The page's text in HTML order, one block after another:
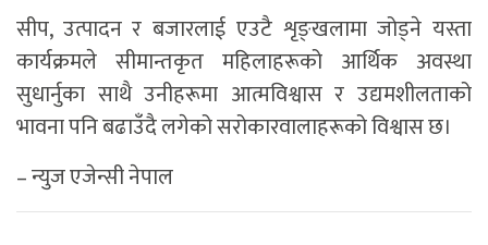
सीप, उत्पादन र बजारलाई एउटै शृङ्खलामा जोड्ने यस्ता
कार्यक्रमले सीमान्तकृत महिलाहरूको आर्थिक अवस्था
सुधार्नुका साथै उनीहरूमा आत्मविश्वास र उद्यमशीलताको
भावना पनि बढाउँदै लगेको सरोकारवालाहरूको विश्वास छ।
– न्युज एजेन्सी नेपाल